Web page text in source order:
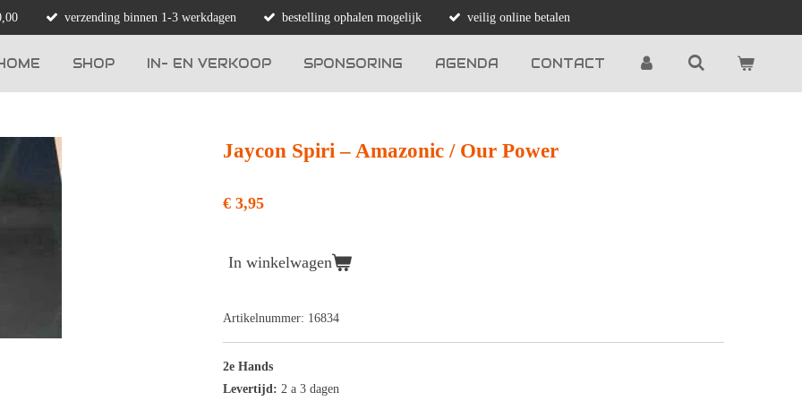
verzending binnen 1-3 werkdagen bestelling ophalen mogelijk veilig online betalen
SHOP IN- EN VERKOOP SPONSORING AGENDA CONTACT
Jaycon Spiri ‎– Amazonic / Our Power
€ 3,95
In winkelwagen
Artikelnummer: 16834
2e Hands
Levertijd: 2 a 3 dagen